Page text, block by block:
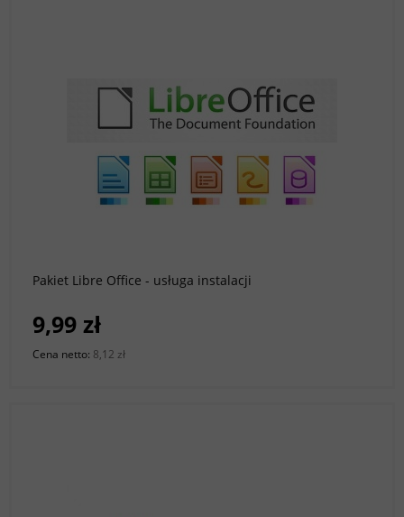
Pakiet Libre Office - usługa instalacji
9,99 zł
Cena netto: 8,12 zł